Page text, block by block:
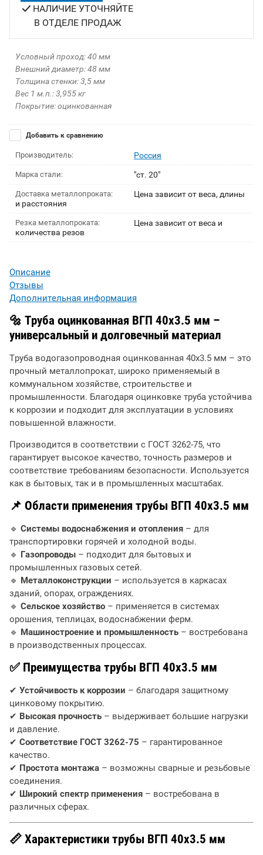
НАЛИЧИЕ УТОЧНЯЙТЕ
В ОТДЕЛЕ ПРОДАЖ
Условный проход: 40 мм
Внешний диаметр: 48 мм
Толщина стенки: 3,5 мм
Вес 1 м.п.: 3,955 кг
Покрытие: оцинкованная
Добавить к сравнению
Производитель: Россия
Марка стали: "ст. 20"
Доставка металлопроката:
Цена зависит от веса, длины
и расстояния
Резка металлопроката:
Цена зависит от веса и
количества резов
Описание
Отзывы
Дополнительная информация
🔩 Труба оцинкованная ВГП 40х3.5 мм –
универсальный и долговечный материал
Труба водогазопроводная оцинкованная 40х3.5 мм – это
прочный металлопрокат, широко применяемый в
коммунальном хозяйстве, строительстве и
промышленности. Благодаря оцинковке труба устойчива
к коррозии и подходит для эксплуатации в условиях
повышенной влажности.
Производится в соответствии с ГОСТ 3262-75, что
гарантирует высокое качество, точность размеров и
соответствие требованиям безопасности. Используется
как в бытовых, так и в промышленных масштабах.
📌 Области применения трубы ВГП 40х3.5 мм
🔹 Системы водоснабжения и отопления – для
транспортировки горячей и холодной воды.
🔹 Газопроводы – подходит для бытовых и
промышленных газовых сетей.
🔹 Металлоконструкции – используется в каркасах
зданий, опорах, ограждениях.
🔹 Сельское хозяйство – применяется в системах
орошения, теплицах, водоснабжении ферм.
🔹 Машиностроение и промышленность – востребована
в производственных процессах.
✅ Преимущества трубы ВГП 40х3.5 мм
✔ Устойчивость к коррозии – благодаря защитному
цинковому покрытию.
✔ Высокая прочность – выдерживает большие нагрузки
и давление.
✔ Соответствие ГОСТ 3262-75 – гарантированное
качество.
✔ Простота монтажа – возможны сварные и резьбовые
соединения.
✔ Широкий спектр применения – востребована в
различных сферах.
📏 Характеристики трубы ВГП 40х3.5 мм